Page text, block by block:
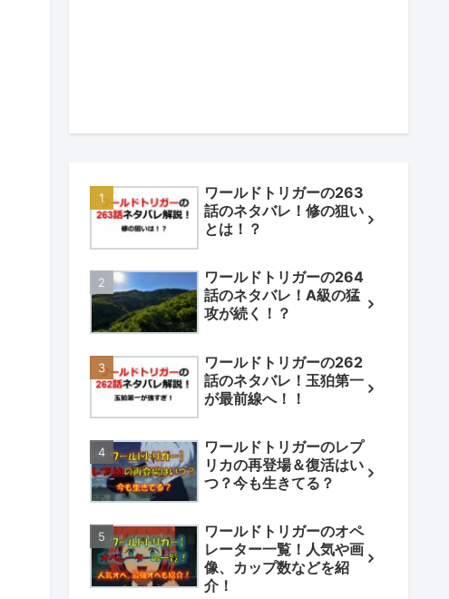
ワールドトリガーの263
話のネタバレ！修の狙い
とは！？
ワールドトリガーの264
話のネタバレ！A級の猛
攻が続く！？
ワールドトリガーの262
話のネタバレ！玉狛第一
が最前線へ！！
ワールドトリガーのレプ
リカの再登場＆復活はい
つ？今も生きてる？
ワールドトリガーのオペ
レーター一覧！人気や画
像、カップ数などを紹
介！